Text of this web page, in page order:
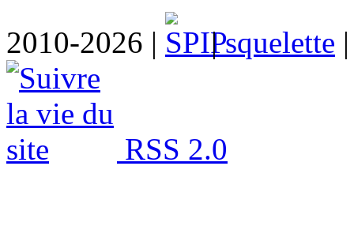
2010-2026 |
|squelette
RSS 2.0